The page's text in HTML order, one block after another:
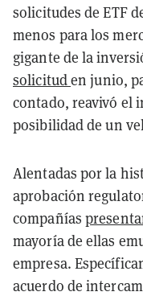
solicitudes de ETF
menos para los
gigante de la
solicituden junio,
contado, reavivó el
posibilidad de un
Alentadas por la
aprobación
compañías
mayoría de ellas
empresa.
acuerdo de